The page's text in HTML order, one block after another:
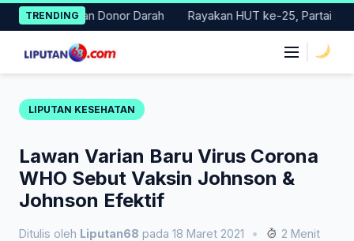
Skip
to
content
TRENDING
Gerakan Donor Darah Rayakan HUT ke-25, Partai Demokrat
LIPUTAN KESEHATAN
Lawan Varian Baru Virus Corona
WHO Sebut Vaksin Johnson &
Johnson Efektif
Ditulis oleh Liputan68 pada 18 Maret 2021 •
2 Menit